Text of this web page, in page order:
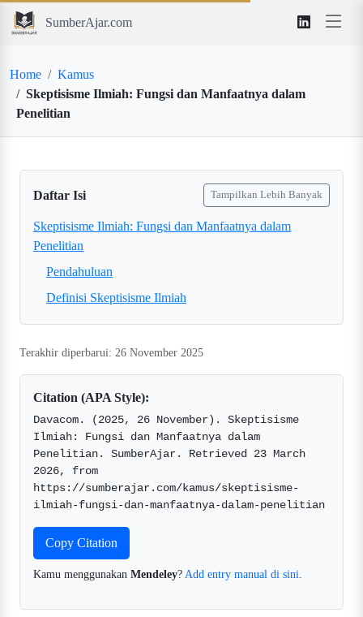
SumberAjar.com
Home
Kamus
Skeptisisme Ilmiah: Fungsi dan Manfaatnya dalam
Penelitian
Daftar Isi Tampilkan Lebih Banyak
Skeptisisme Ilmiah: Fungsi dan Manfaatnya dalam
Penelitian
Pendahuluan
Definisi Skeptisisme Ilmiah
Terakhir diperbarui: 26 November 2025
Citation (APA Style):
Davacom. (2025, 26 November). Skeptisisme
Ilmiah: Fungsi dan Manfaatnya dalam
Penelitian. SumberAjar. Retrieved 23 March
2026, from
https://sumberajar.com/kamus/skeptisisme-
Copy Citation
Kamu menggunakan Mendeley? Add entry manual di sini.